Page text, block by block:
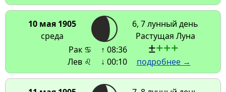
10 мая 1905
среда
6, 7 лунный день
Растущая Луна
Рак ♋
Лев ♌
↑ 08:36
↓ 00:10
±+++
подробнее →